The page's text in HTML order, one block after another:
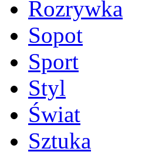
Rozrywka
Sopot
Sport
Styl
Świat
Sztuka